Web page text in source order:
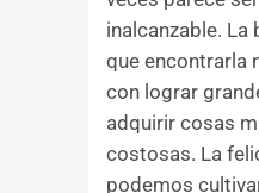
inalcanzable. La
que encontrarla
con lograr
adquirir cosas
costosas. La
podemos